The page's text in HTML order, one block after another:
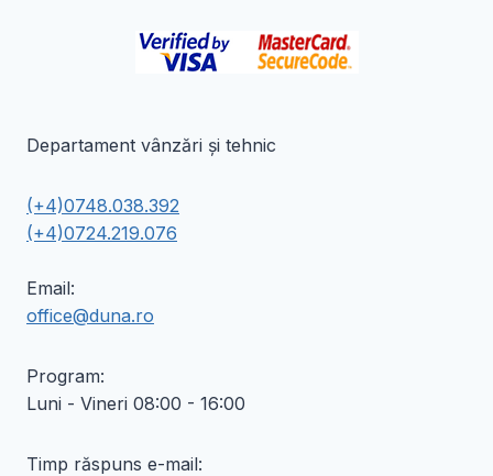
Departament vânzări și tehnic
(+4)0748.038.392
(+4)0724.219.076
Email:
office@duna.ro
Program:
Luni - Vineri 08:00 - 16:00
Timp răspuns e-mail: